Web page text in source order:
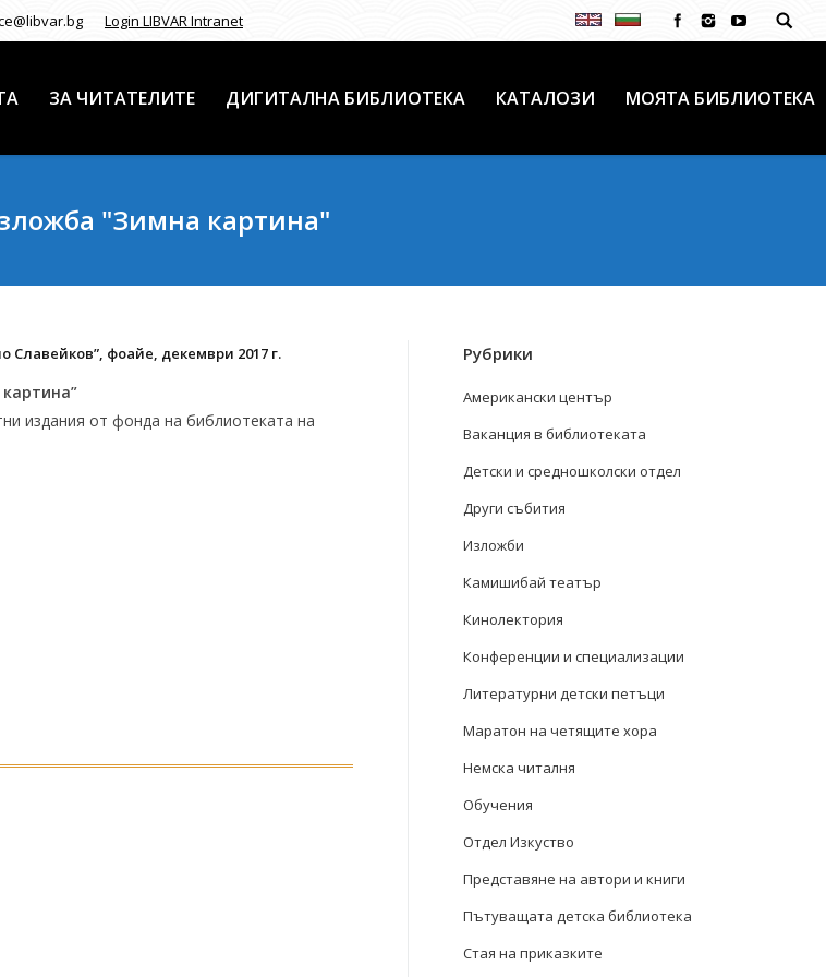
Login LIBVAR Intranet
ЗА ЧИТАТЕЛИТЕ ДИГИТАЛНА БИБЛИОТЕКА КАТАЛОЗИ МОЯТА БИБЛИОТЕКА
"Зимна картина"
Славейков”, фоайе, декември 2017 г.
издания от фонда на библиотеката на
Рубрики
Американски център
Ваканция в библиотеката
Детски и средношколски отдел
Други събития
Изложби
Камишибай театър
Кинолектория
Конференции и специализации
Литературни детски петъци
Маратон на четящите хора
Немска читалня
Обучения
Отдел Изкуство
Представяне на автори и книги
Пътуващата детска библиотека
Стая на приказките